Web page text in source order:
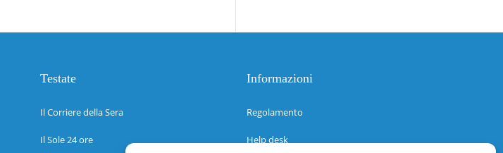
Testate
Il Corriere della Sera
Il Sole 24 ore
Informazioni
Regolamento
Help desk